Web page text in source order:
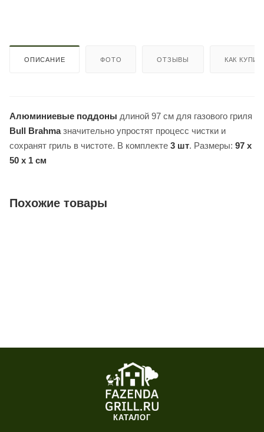
ОПИСАНИЕ ФОТО ОТЗЫВЫ КАК
Алюминиевые поддоны длиной 97 см для газового гриля
Bull Brahmaзначительно упростят процесс чистки и
сохранят гриль в чистоте. В комплекте 3 шт. Размеры: 97 x
50 x 1 см
Похожие товары
КАТАЛОГ